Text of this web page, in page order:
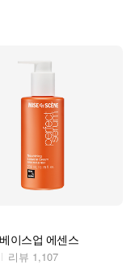
이스업 에센스
리뷰 1,107